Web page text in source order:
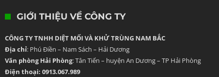
GIỚI THIỆU VỀ CÔNG TY
CÔNG TY TNHH DIỆT MỐI VÀ KHỬ TRÙNG NAM BẮC
Địa chỉ: Phú Điền – Nam Sách – Hải Dương
Văn phòng Hải Phòng: Tân Tiến – huyện An Dương – TP Hải Phòng
Điện thoại: 0913.067.989